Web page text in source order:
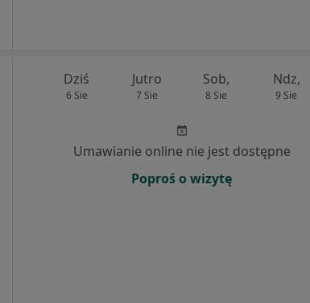
Dziś
6 Sie
Jutro
7 Sie
Sob,
8 Sie
Ndz,
9 Sie
Umawianie online nie jest dostępne
Poproś o wizytę